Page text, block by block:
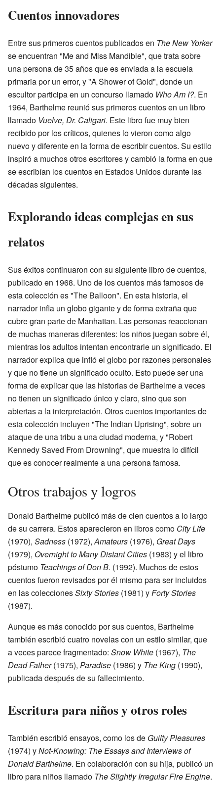
Cuentos innovadores
Entre sus primeros cuentos publicados en The New Yorker
se encuentran "Me and Miss Mandible", que trata sobre
una persona de 35 años que es enviada a la escuela
primaria por un error, y "A Shower of Gold", donde un
escultor participa en un concurso llamado Who Am I?. En
1964, Barthelme reunió sus primeros cuentos en un libro
llamado Vuelve, Dr. Caligari. Este libro fue muy bien
recibido por los críticos, quienes lo vieron como algo
nuevo y diferente en la forma de escribir cuentos. Su estilo
inspiró a muchos otros escritores y cambió la forma en que
se escribían los cuentos en Estados Unidos durante las
décadas siguientes.
Explorando ideas complejas en sus
relatos
Sus éxitos continuaron con su siguiente libro de cuentos,
publicado en 1968. Uno de los cuentos más famosos de
esta colección es "The Balloon". En esta historia, el
narrador infla un globo gigante y de forma extraña que
cubre gran parte de Manhattan. Las personas reaccionan
de muchas maneras diferentes: los niños juegan sobre él,
mientras los adultos intentan encontrarle un significado. El
narrador explica que infló el globo por razones personales
y que no tiene un significado oculto. Esto puede ser una
forma de explicar que las historias de Barthelme a veces
no tienen un significado único y claro, sino que son
abiertas a la interpretación. Otros cuentos importantes de
esta colección incluyen "The Indian Uprising", sobre un
ataque de una tribu a una ciudad moderna, y "Robert
Kennedy Saved From Drowning", que muestra lo difícil
que es conocer realmente a una persona famosa.
Otros trabajos y logros
Donald Barthelme publicó más de cien cuentos a lo largo
de su carrera. Estos aparecieron en libros como City Life
(1970), Sadness (1972),Amateurs (1976), Great Days
(1979), Overnight to Many Distant Cities (1983) y el libro
póstumo Teachings of Don B. (1992). Muchos de estos
cuentos fueron revisados por él mismo para ser incluidos
en las coleccionesSixty Stories (1981) yForty Stories
(1987).
Aunque es más conocido por sus cuentos, Barthelme
también escribió cuatro novelas con un estilo similar, que
a veces parece fragmentado: Snow White (1967), The
Dead Father(1975), Paradise (1986) y The King (1990),
publicada después de su fallecimiento.
Escritura para niños y otros roles
También escribió ensayos, como los de Guilty Pleasures
(1974) yNot-Knowing: The Essays and Interviews of
Donald Barthelme. En colaboración con su hija, publicó un
libro para niños llamado The Slightly Irregular Fire Engine.